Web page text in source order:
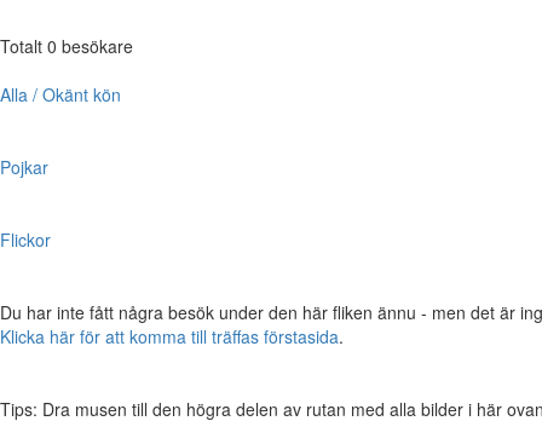
Totalt 0 besökare
Alla / Okänt kön
Pojkar
Flickor
Du har inte fått några besök under den här fliken ännu - men det är
Klicka här för att komma till träffas förstasida.
Tips: Dra musen till den högra delen av rutan med alla bilder i här